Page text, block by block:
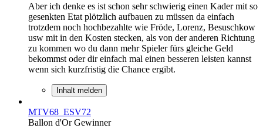
Aber ich denke es ist schon sehr schwierig einen Kader mit so
gesenkten Etat plötzlich aufbauen zu müssen da einfach
trotzdem noch hochbezahlte wie Fröde, Lorenz, Besuschkow
usw mit in den Kosten stecken, als von der anderen Richtung
zu kommen wo du dann mehr Spieler fürs gleiche Geld
bekommst oder dir einfach mal einen besseren leisten kannst
wenn sich kurzfristig die Chance ergibt.
Inhalt melden
MTV68_ESV72
Ballon d'Or Gewinner